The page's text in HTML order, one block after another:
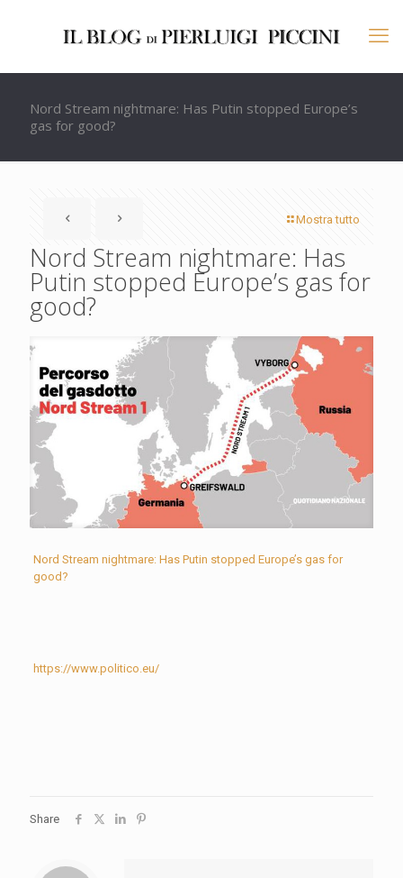
Nord Stream nightmare: Has Putin stopped Europe’s
gas for good?
Mostra tutto
Nord Stream nightmare: Has
Putin stopped Europe’s gas for
good?
Nord Stream nightmare: Has Putin stopped Europe’s gas for
good?
https://www.politico.eu/
Share